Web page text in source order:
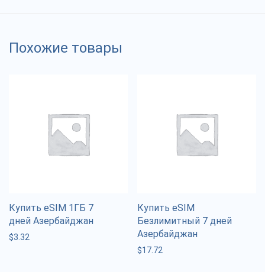
Похожие товары
Купить eSIM 1ГБ 7
дней Азербайджан
$3.32
Купить eSIM
Безлимитный 7 дней
Азербайджан
$17.72